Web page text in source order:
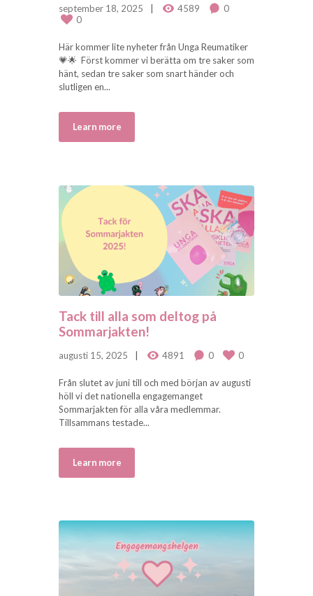
september 18, 2025 4589
0
0
Här kommer lite nyheter från Unga Reumatiker
💗🌟 Först kommer vi berätta om tre saker som
hänt, sedan tre saker som snart händer och
slutligen en...
Learn more
Tack till alla som deltog på
Sommarjakten!
augusti 15, 2025 4891 0 0
Från slutet av juni till och med början av augusti
höll vi det nationella engagemanget
Sommarjakten för alla våra medlemmar.
Tillsammans testade...
Learn more